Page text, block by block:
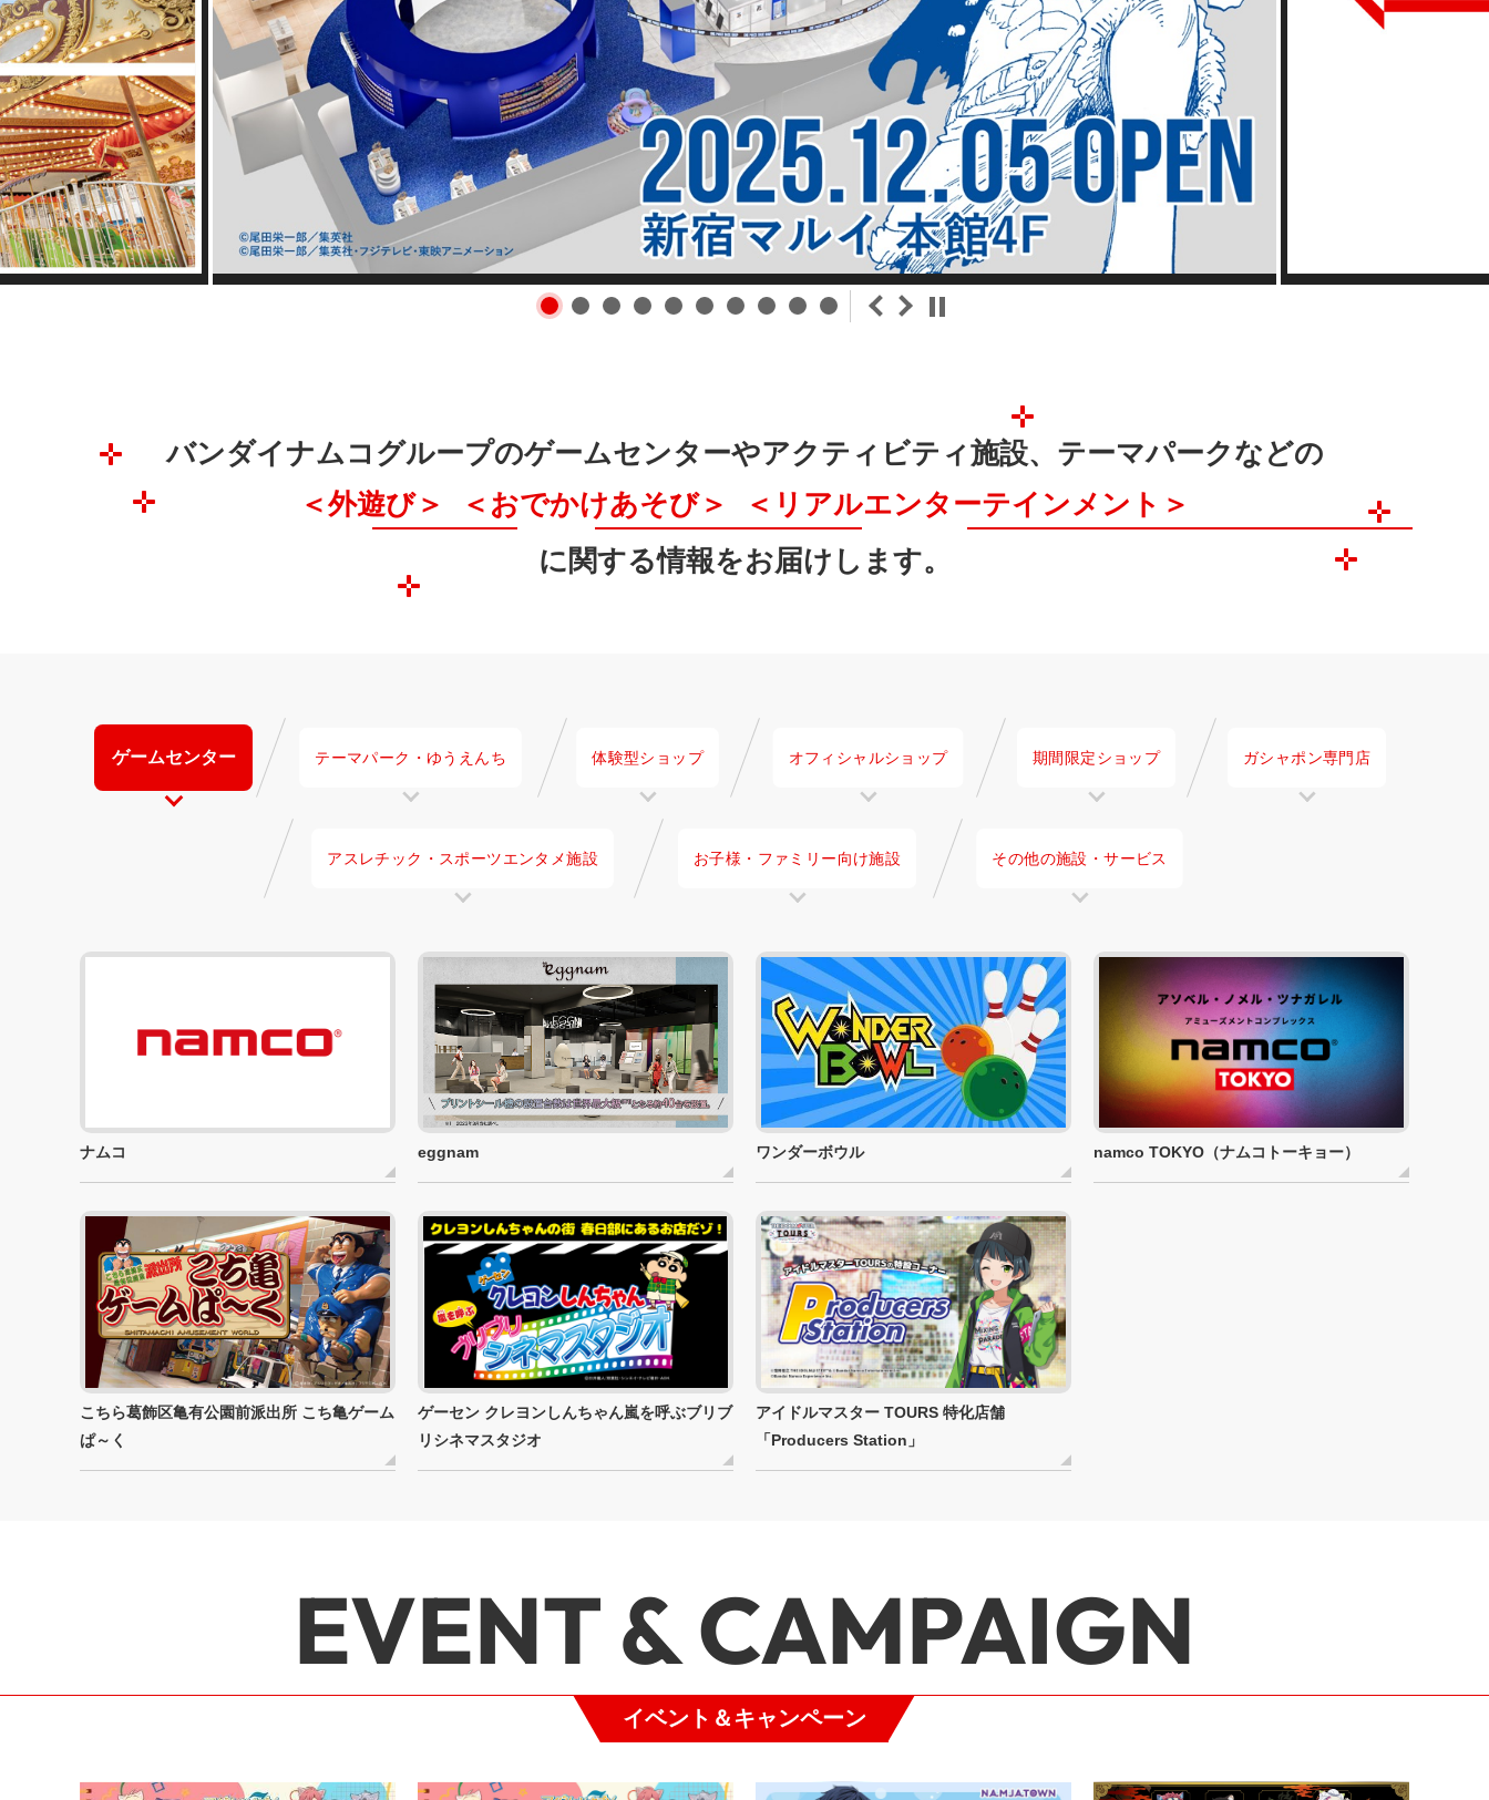
＜
バンダイナムコグループのゲームセンターやアクティビティ施設、テーマパークなどの
＜外遊び＞
＜おでかけあそび＞
＜リアルエンターテインメント＞
に関する情報をお届けします。
ゲームセンター テーマパーク・ ゆうえんち 体験型ショップ オフィシャルショップ 期間限定ショップ ガシャポン専門店
アスレチック・ スポーツエンタメ施設 お子様・ ファミリー向け施設 その他の施設・ サービス
ナムコ eggnam ワンダーボウル namco TOKYO（ナムコトーキョー）
こちら葛飾区亀有公園前派出所 こち亀ゲーム
ぱ～く
ゲーセン クレヨンしんちゃん嵐を呼ぶブリブ
リシネマスタジオ
アイドルマスター TOURS 特化店舗
「Producers Station」
イベント＆キャンペーン
EVENT & CAMPAIGN